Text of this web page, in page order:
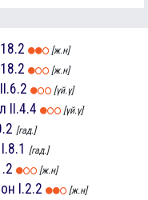
[ж.н]
[ж.н]
II.6.2 [үй.ү]
II.4.4 [үй.ү]
[гад.]
I.8.1 [гад.]
[ж.н]
I.2.2 [ж.н]